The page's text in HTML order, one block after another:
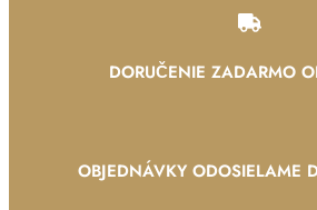
DORUČENIE ZADARMO
OBJEDNÁVKY ODOSIELAME